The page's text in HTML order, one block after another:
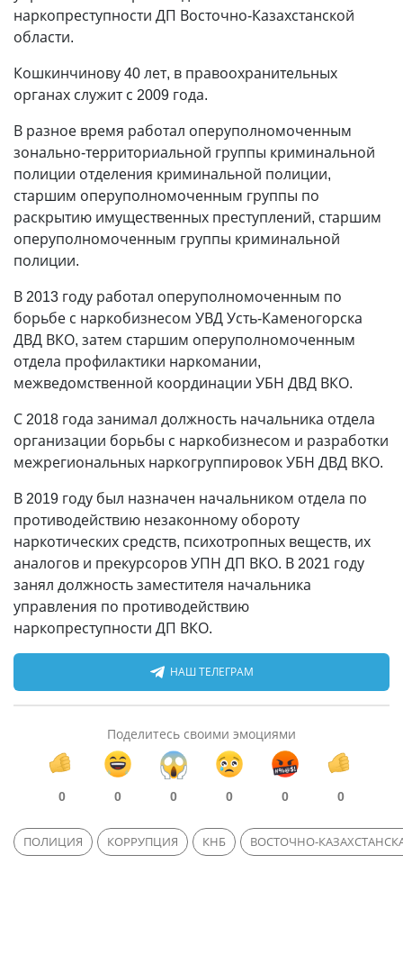
наркопреступности ДП Восточно-Казахстанской
области.
Кошкинчинову 40 лет, в правоохранительных
органах служит с 2009 года.
В разное время работал оперуполномоченным
зонально-территориальной группы криминальной
полиции отделения криминальной полиции,
старшим оперуполномоченным группы по
раскрытию имущественных преступлений, старшим
оперуполномоченным группы криминальной
полиции.
В 2013 году работал оперуполномоченным по
борьбе с наркобизнесом УВД Усть-Каменогорска
ДВД ВКО, затем старшим оперуполномоченным
отдела профилактики наркомании,
межведомственной координации УБН ДВД ВКО.
С 2018 года занимал должность начальника отдела
организации борьбы с наркобизнесом и разработки
межрегиональных наркогруппировок УБН ДВД ВКО.
В 2019 году был назначен начальником отдела по
противодействию незаконному обороту
наркотических средств, психотропных веществ, их
аналогов и прекурсоров УПН ДП ВКО. В 2021 году
занял должность заместителя начальника
управления по противодействию
наркопреступности ДП ВКО.
НАШ ТЕЛЕГРАМ
Поделитесь своими эмоциями
0 0 0 0 0 0
ПОЛИЦИЯ КОРРУПЦИЯ КНБ ВОСТОЧНО-